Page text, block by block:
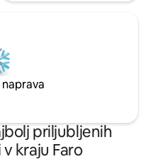
priljubljenih
kraju Faro